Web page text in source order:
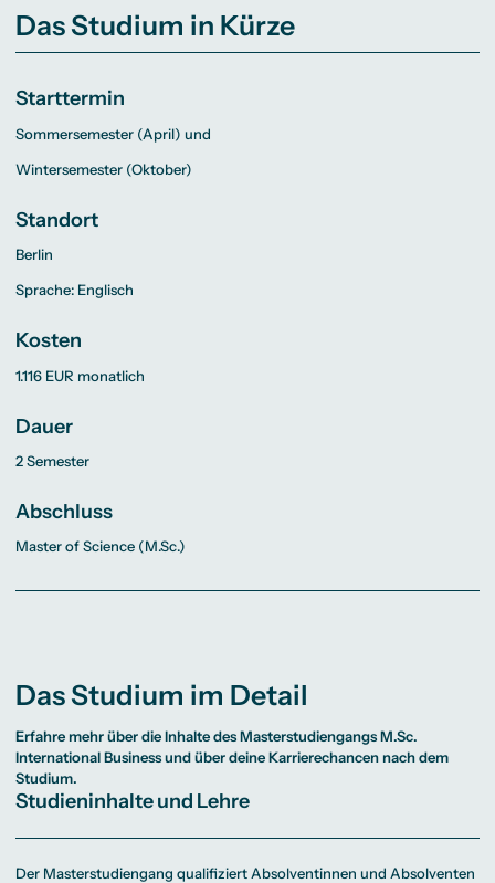
Das Studium in Kürze
Starttermin
Sommersemester (April) und
Wintersemester (Oktober)
Standort
Berlin
Sprache: Englisch
Kosten
1.116 EUR monatlich
Dauer
2 Semester
Abschluss
Master of Science (M.Sc.)
Das Studium im Detail
Erfahre mehr über die Inhalte des MasterstudiengangsM.Sc.
International Businessund über deine Karrierechancen nach dem
Studium.
Studieninhalte und Lehre
Der Masterstudiengang qualifiziert Absolventinnen und Absolventen